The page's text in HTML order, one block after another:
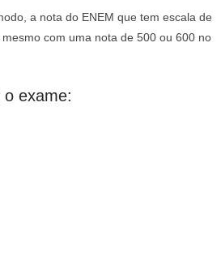
a nota do ENEM que tem escala de
com uma nota de 500 ou 600 no
exame: